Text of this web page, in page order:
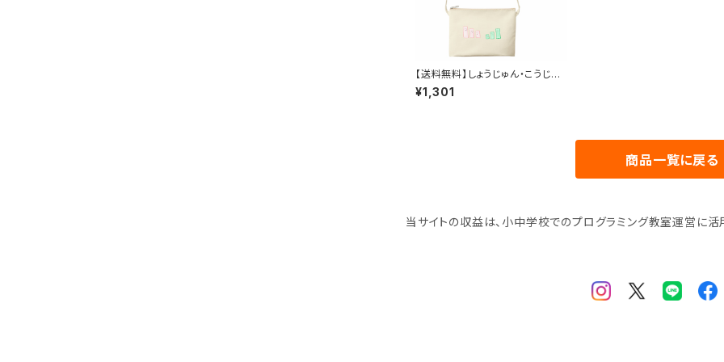
【送料無料】しょうじゅん・こうじゅ
んサコッシュ
¥1,301
商品一覧に戻る
当サイトの収益は、小中学校でのプログラミング教室運営に活